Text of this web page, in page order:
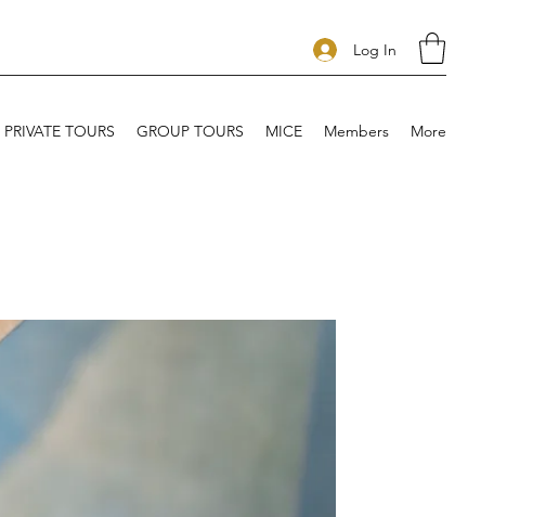
Log In
PRIVATE TOURS GROUP TOURS MICE Members More